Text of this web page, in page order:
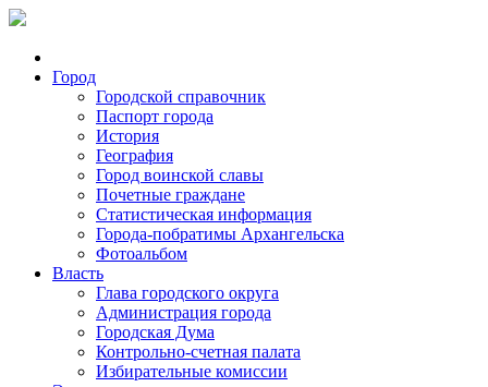
Город
Городской справочник
Паспорт города
История
География
Город воинской славы
Почетные граждане
Статистическая информация
Города-побратимы Архангельска
Фотоальбом
Власть
Глава городского округа
Администрация города
Городская Дума
Контрольно-счетная палата
Избирательные комиссии